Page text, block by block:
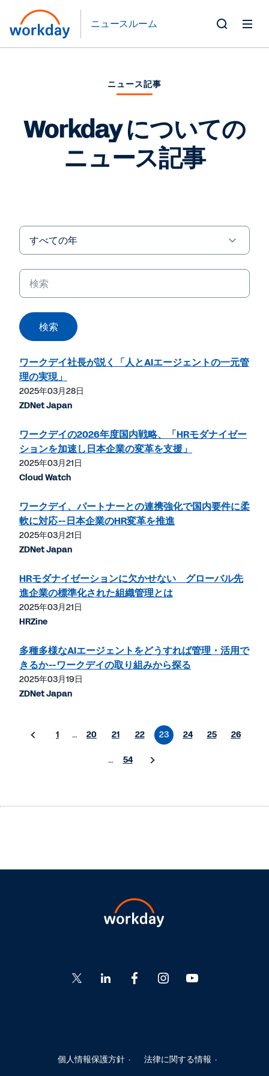
ニュースルーム
ニュース記事
Workday についての
ニュース記事
Year
キ
ー
ー
ド
検索
ワークデイ社長が説く「人とAIエージェントの一元管
理の実現」
2025年03月28日
ZDNet Japan
ワークデイの2026年度国内戦略、「HRモダナイゼー
ションを加速し日本企業の変革を支援」
2025年03月21日
Cloud Watch
ワークデイ、パートナーとの連携強化で国内要件に柔
軟に対応--日本企業のHR変革を推進
2025年03月21日
ZDNet Japan
HRモダナイゼーションに欠かせない グローバル先
進企業の標準化された組織管理とは
2025年03月21日
HRZine
多種多様なAIエージェントをどうすれば管理・活用で
きるか--ワークデイの取り組みから探る
2025年03月19日
ZDNet Japan
1 … 20 21 22 23 24 25 26
… 54
Go
to
to
Go
to
Go
to
to
個人情報保護方針 法律に関する情報